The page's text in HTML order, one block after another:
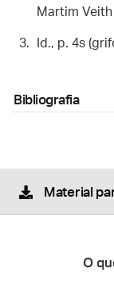
Martim Veith
Id., p. 4s
Bibliografia
Material
O